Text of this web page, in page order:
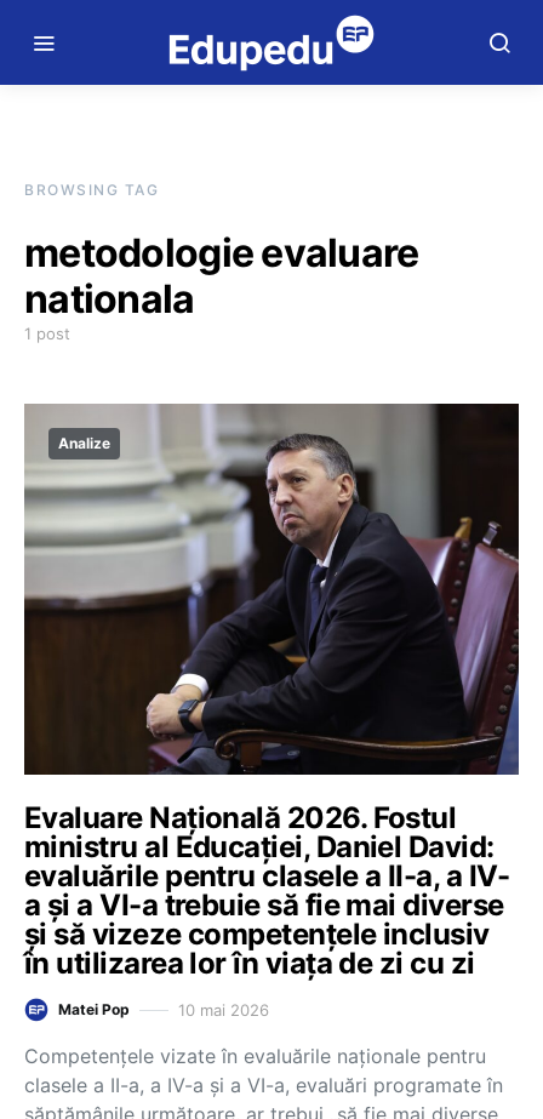
BROWSING TAG
metodologie evaluare
nationala
1 post
Analize
Evaluare Națională 2026. Fostul
ministru al Educației, Daniel David:
evaluările pentru clasele a II-a, a IV-
a și a VI-a trebuie să fie mai diverse
și să vizeze competențele inclusiv
în utilizarea lor în viața de zi cu zi
Matei Pop 10 mai 2026
Competențele vizate în evaluările naționale pentru
clasele a II-a, a IV-a și a VI-a, evaluări programate în
săptămânile următoare, ar trebui „să fie mai diverse